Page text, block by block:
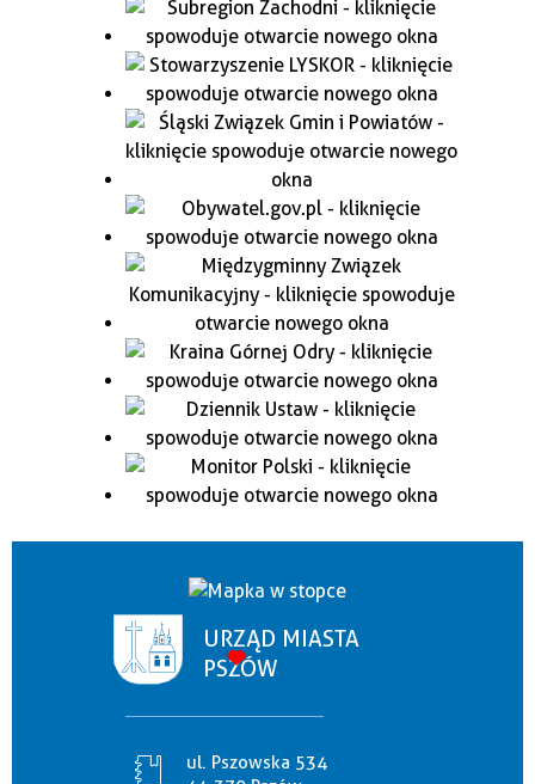
URZĄD MIASTA
PSZÓW
ul. Pszowska 534